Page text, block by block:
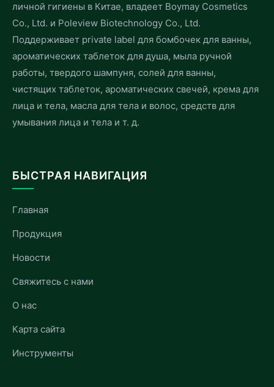
личной гигиены в Китае, владеет Boymay Cosmetics
Co., Ltd. и Poleview Biotechnology Co., Ltd.
Поддерживает private label для бомбочек для ванны,
ароматических таблеток для душа, мыла ручной
работы, твердого шампуня, солей для ванны,
чистящих таблеток, ароматических свечей, крема для
лица и тела, масла для тела и волос, средств для
умывания лица и тела и т. д.
БЫСТРАЯ НАВИГАЦИЯ
Главная
Продукция
Новости
Свяжитесь с нами
О нас
Карта сайта
Инструменты